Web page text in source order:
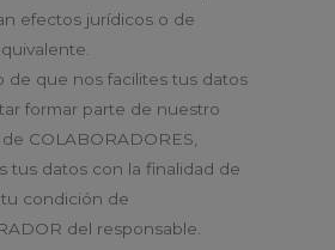
efectos jurídicos o de
de que nos facilites tus datos
formar parte de nuestro
COLABORADORES,
tus datos con la finalidad de
condición de
del responsable.